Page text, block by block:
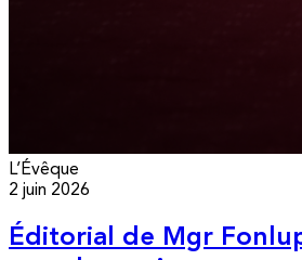
L’Évêque
2 juin 2026
Éditorial de Mgr